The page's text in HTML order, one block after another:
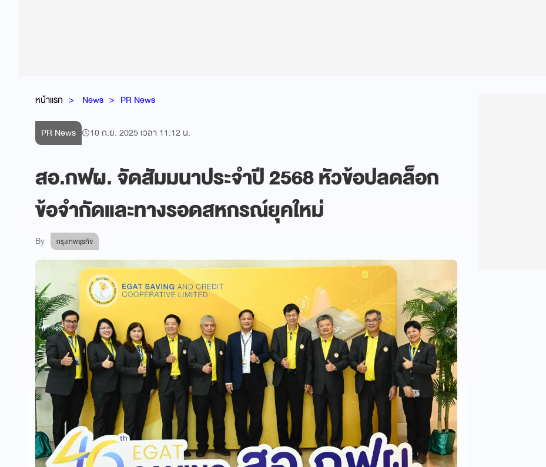
หน้าแรก News PR News
PR News 10 ก.ย. 2025 เวลา 11:12 น.
สอ.กฟผ. จัดสัมมนาประจำปี 2568 หัวข้อปลดล็อก
ข้อจำกัดและทางรอดสหกรณ์ยุคใหม่
By กรุงเทพธุรกิจ